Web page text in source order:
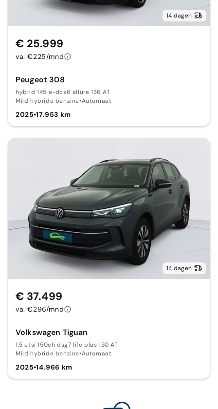
14 dagen
Peugeot 308
hybrid 145 e-dcs6 allure 136 AT
Mild hybride benzine•Automaat
2025•17.953 km
€ 25.999
va. €225/mnd
14 dagen
Volkswagen Tiguan
1.5 etsi 150ch dsg7 life plus 150 AT
Mild hybride benzine•Automaat
2025•14.966 km
€ 37.499
va. €296/mnd